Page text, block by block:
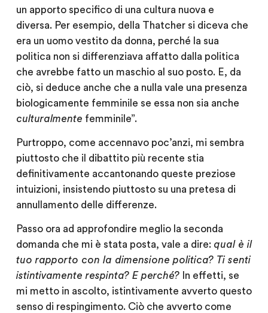
un apporto specifico di una cultura nuova e
diversa. Per esempio, della Thatcher si diceva che
era un uomo vestito da donna, perché la sua
politica non si differenziava affatto dalla politica
che avrebbe fatto un maschio al suo posto. E, da
ciò, si deduce anche che a nulla vale una presenza
biologicamente femminile se essa non sia anche
culturalmente femminile”.
Purtroppo, come accennavo poc’anzi, mi sembra
piuttosto che il dibattito più recente stia
definitivamente accantonando queste preziose
intuizioni, insistendo piuttosto su una pretesa di
annullamento delle differenze.
Passo ora ad approfondire meglio la seconda
domanda che mi è stata posta, vale a dire: qual è il
tuo rapporto con la dimensione politica? Ti senti
istintivamente respinta? E perché?In effetti, se
mi metto in ascolto, istintivamente avverto questo
senso di respingimento. Ciò che avverto come